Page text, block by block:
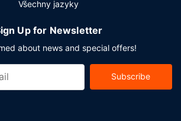
Všechny jazyky
Up for Newsletter
about news and special offers!
Subscribe